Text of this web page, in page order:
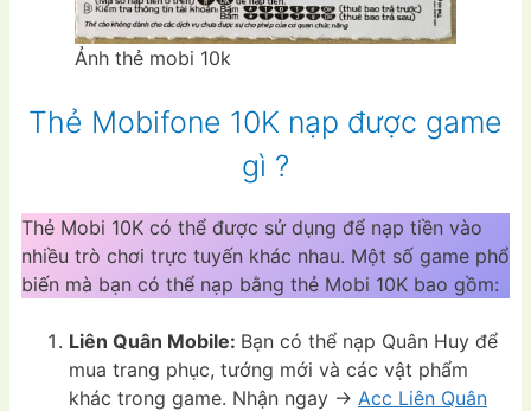
Ảnh thẻ mobi 10k
Thẻ Mobifone 10K nạp được game
gì ?
Thẻ Mobi 10K có thể được sử dụng để nạp tiền vào
nhiều trò chơi trực tuyến khác nhau. Một số game phổ
biến mà bạn có thể nạp bằng thẻ Mobi 10K bao gồm:
Liên Quân Mobile: Bạn có thể nạp Quân Huy để
mua trang phục, tướng mới và các vật phẩm
khác trong game. Nhận ngay -> Acc Liên Quân